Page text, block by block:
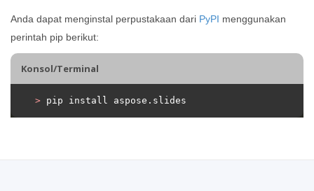
Anda dapat menginstal perpustakaan dari PyPI menggunakan
perintah pip berikut:
Konsol/Terminal
> pip install aspose.slides